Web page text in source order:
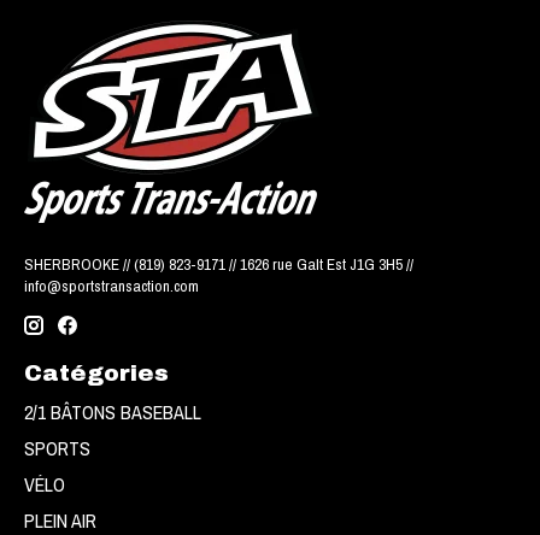
SHERBROOKE // (819) 823-9171 // 1626 rue Galt Est J1G 3H5 //
info@sportstransaction.com
Catégories
2/1 BÂTONS BASEBALL
SPORTS
VÉLO
PLEIN AIR